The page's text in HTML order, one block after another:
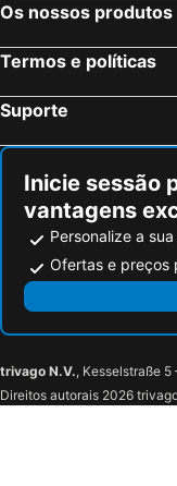
Os nossos produtos
Termos e políticas
Suporte
Inicie sessão
vantagens
Personalize a
Ofertas e preços
trivago N.V., Kesselstraße 5
Direitos autorais 2026